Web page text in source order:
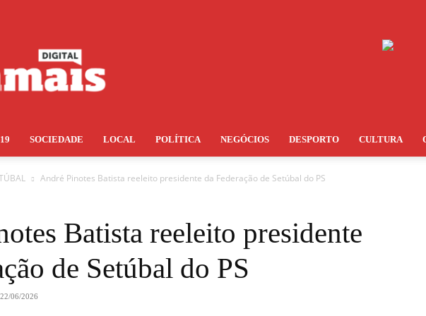
SOCIEDADE LOCAL POLÍTICA NEGÓCIOS DESPORTO CULTURA
André Pinotes Batista reeleito presidente da Federação de Setúbal do PS
Batista reeleito presidente
de Setúbal do PS
22/06/2026